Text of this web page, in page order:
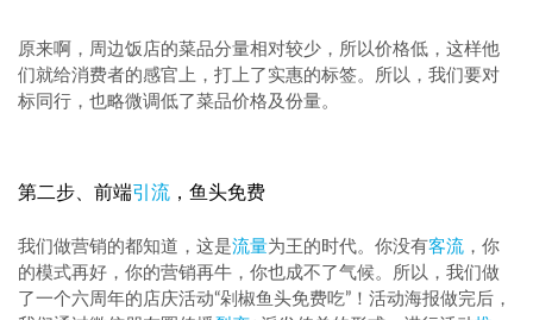
原来啊，周边饭店的菜品分量相对较少，所以价格低，这样他
们就给消费者的感官上，打上了实惠的标签。所以，我们要对
标同行，也略微调低了菜品价格及份量。
第二步、前端引流 ，鱼头免费
我们做营销的都知道，这是流量为王的时代。你没有客流 ，你
的模式再好，你的营销再牛，你也成不了气候。所以，我们做
了一个六周年的店庆活动“剁椒鱼头免费吃”！活动海报做完后，